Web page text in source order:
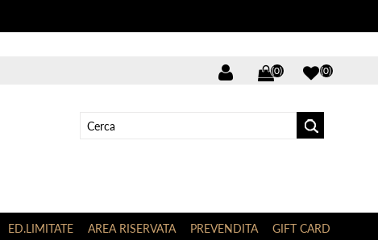
(0) (0)
ED.LIMITATE AREA RISERVATA PREVENDITA GIFT CARD